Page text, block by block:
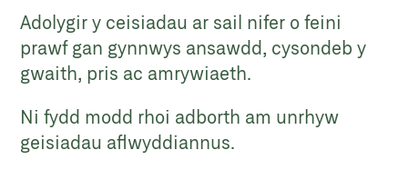
Adolygir y ceisiadau ar sail nifer o feini
prawf gan gynnwys ansawdd, cysondeb y
gwaith, pris ac amrywiaeth.
Ni fydd modd rhoi adborth am unrhyw
geisiadau aflwyddiannus.